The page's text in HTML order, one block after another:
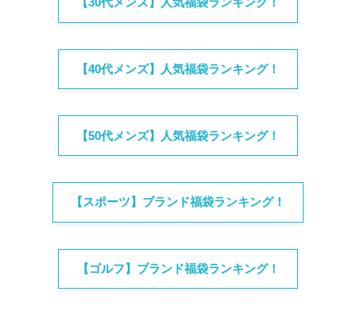
【30代メンズ】人気福袋ランキング！
【40代メンズ】人気福袋ランキング！
【50代メンズ】人気福袋ランキング！
【スポーツ】ブランド福袋ランキング！
【ゴルフ】ブランド福袋ランキング！